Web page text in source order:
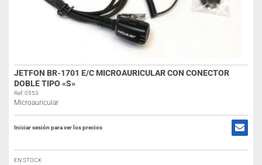
JETFON BR-1701 E/C MICROAURICULAR CON CONECTOR
DOBLE TIPO «S»
Ref: 0553
Microauricular
Iniciar sesión para ver los precios
EN STOCK